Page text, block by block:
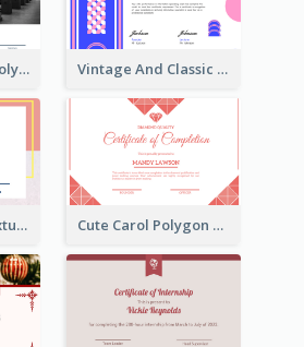
Green And Blue Polygon With Photo Certificate Vintage And Classic Vibrant Certificate Design Ideas
Simple Rough Texture Certificate Design Ideas Cute Carol Polygon Certificate Design Template